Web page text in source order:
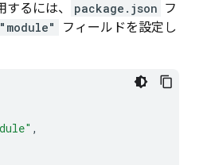
るには、 package.json フ
フィールドを設定し
,